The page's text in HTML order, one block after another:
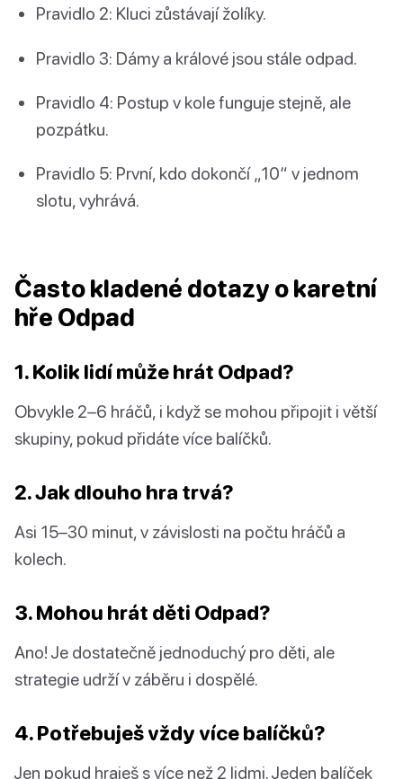
Pravidlo 2: Kluci zůstávají žolíky.
Pravidlo 3: Dámy a králové jsou stále odpad.
Pravidlo 4: Postup v kole funguje stejně, ale
pozpátku.
Pravidlo 5: První, kdo dokončí „10“ v jednom
slotu, vyhrává.
Často kladené dotazy o karetní
hře Odpad
1. Kolik lidí může hrát Odpad?
Obvykle 2–6 hráčů, i když se mohou připojit i větší
skupiny, pokud přidáte více balíčků.
2. Jak dlouho hra trvá?
Asi 15–30 minut, v závislosti na počtu hráčů a
kolech.
3. Mohou hrát děti Odpad?
Ano! Je dostatečně jednoduchý pro děti, ale
strategie udrží v záběru i dospělé.
4. Potřebuješ vždy více balíčků?
Jen pokud hraješ s více než 2 lidmi. Jeden balíček